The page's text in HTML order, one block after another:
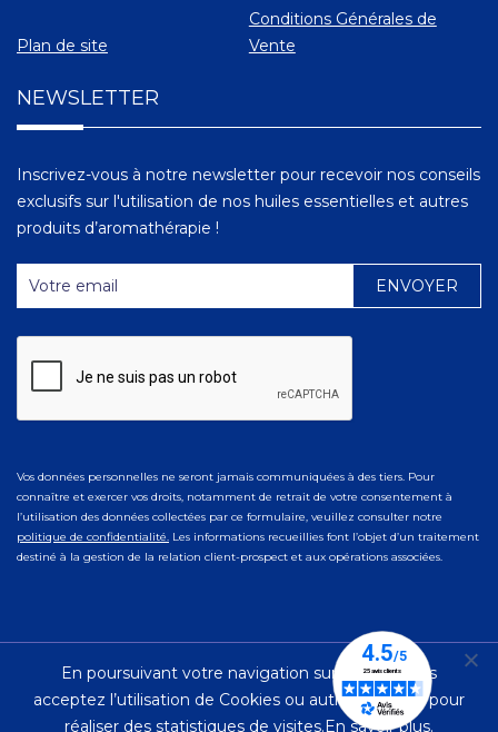
Plan de site
Conditions Générales de
Vente
NEWSLETTER
Inscrivez-vous à notre newsletter pour recevoir nos conseils
exclusifs sur l'utilisation de nos huiles essentielles et autres
produits d’aromathérapie !
Vos données personnelles ne seront jamais communiquées à des tiers. Pour
connaître et exercer vos droits, notamment de retrait de votre consentement à
l’utilisation des données collectées par ce formulaire, veuillez consulter notre
politique de confidentialité. Les informations recueillies font l’objet d’un traitement
destiné à la gestion de la relation client-prospect et aux opérations associées.
© 2023 Ad Naturam | Mentions Légales|Politique de
Confidentialité
En poursuivant votre navigation sur ce site, vous
acceptez l’utilisation de Cookies ou autres traceurs pour
réaliser des statistiques de visites.En savoir plus.